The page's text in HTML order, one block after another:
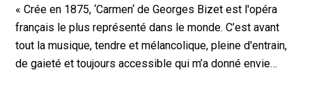
« Crée en 1875, ‘Carmen‘ de Georges Bizet est l'opéra
français le plus représenté dans le monde. C’est avant
tout la musique, tendre et mélancolique, pleine d'entrain,
de gaieté et toujours accessible qui m’a donné envie…